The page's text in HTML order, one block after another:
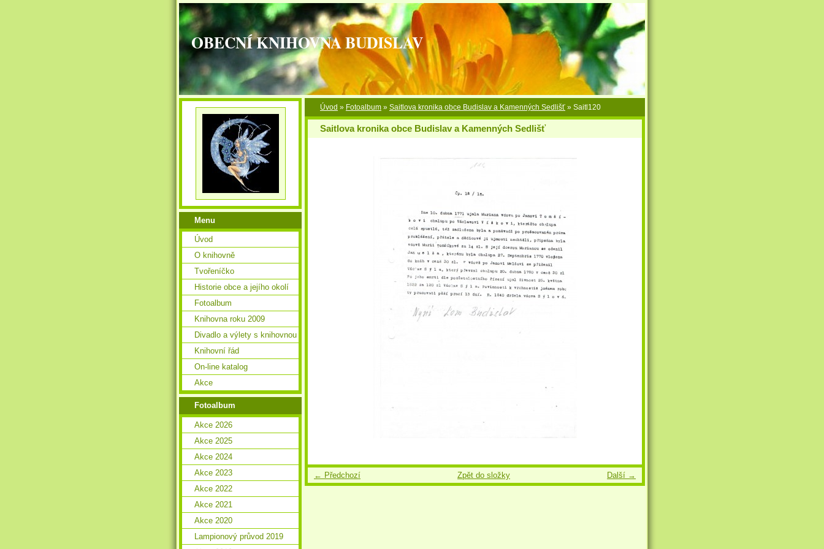
OBECNÍ KNIHOVNA BUDISLAV
Úvod » Fotoalbum » Saitlova kronika obce Budislav a Kamenných Sedlišť » Saitl120
Saitlova kronika obce Budislav a Kamenných Sedlišť
← Předchozí Další →
Zpět do složky
Menu
Úvod
O knihovně
Tvořeníčko
Historie obce a jejího okolí
Fotoalbum
Knihovna roku 2009
Divadlo a výlety s knihovnou
Knihovní řád
On-line katalog
Akce
Fotoalbum
Akce 2026
Akce 2025
Akce 2024
Akce 2023
Akce 2022
Akce 2021
Akce 2020
Lampionový průvod 2019